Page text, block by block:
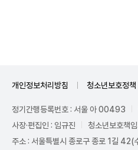
개인정보처리방침 청소년보호정책
정기간행등록번호 : 서울 아 00493
사장·편집인 : 임규진
청소년보호책
주소 : 서울특별시 종로구 종로 1길